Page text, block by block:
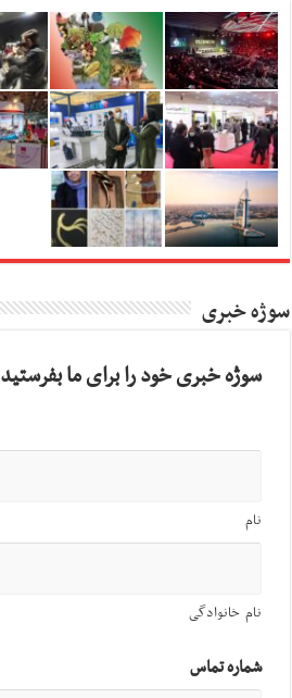
سوژه خبری
سوژه خبری خود را برای ما بفرستید
نام
نام خانوادگی
شماره تماس